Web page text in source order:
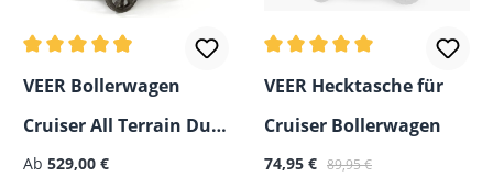
Durchschnittliche Bewertung von 4.95 von 5 Sternen
VEER Bollerwagen
Cruiser All Terrain Duo,
faltbar
Ab 529,00 €
Durchschnittliche
VEER Hecktasche für
Cruiser Bollerwagen
Verkaufspreis:
74,95 € Regulärer Preis:
89,95 €